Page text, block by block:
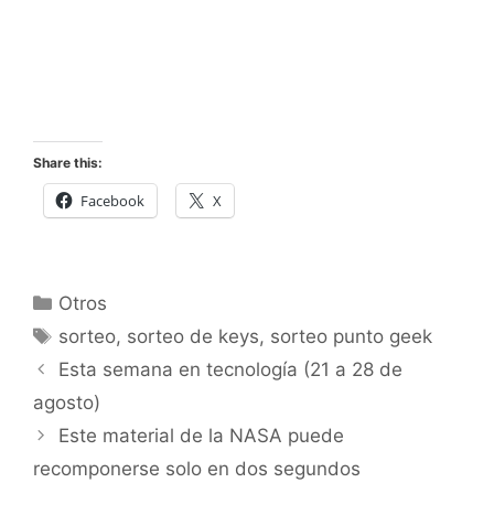
Share this:
Facebook X
Categorías
Otros
Etiquetas
sorteo, sorteo de keys, sorteo punto geek
Esta semana en tecnología (21 a 28 de
agosto)
Este material de la NASA puede
recomponerse solo en dos segundos